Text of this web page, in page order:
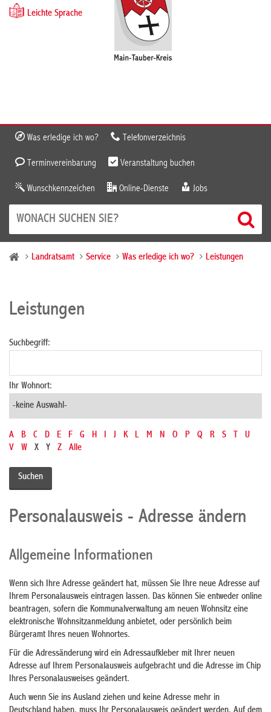
Leichte Sprache
Was erledige ich wo? Telefonverzeichnis
Terminvereinbarung Veranstaltung buchen
Wunschkennzeichen Online-Dienste Jobs
Landratsamt Service Was erledige ich wo? Leistungen
Leistungen
Suchbegriff:
Ihr Wohnort:
A B C D E F G H I J K L M N O P Q R S T
U
V
W X Y Z Alle
Personalausweis - Adresse ändern
Allgemeine Informationen
Wenn sich Ihre Adresse geändert hat, müssen Sie Ihre neue Adresse auf
Ihrem Personalausweis eintragen lassen. Das können Sie entweder online
beantragen, sofern die Kommunalverwaltung am neuen Wohnsitz eine
elektronische Wohnsitzanmeldung anbietet, oder persönlich beim
Bürgeramt Ihres neuen Wohnortes.
Für die Adressänderung wird ein Adressaufkleber mit Ihrer neuen
Adresse auf Ihrem Personalausweis aufgebracht und die Adresse im Chip
Ihres Personalausweises geändert.
Auch wenn Sie ins Ausland ziehen und keine Adresse mehr in